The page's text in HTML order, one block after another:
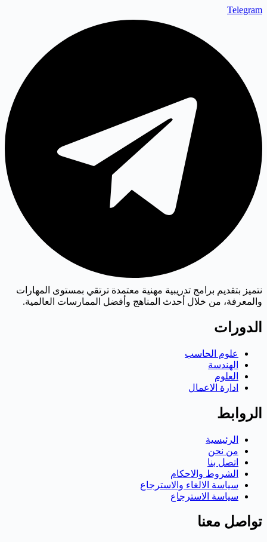
Telegram
نتميز بتقديم برامج تدريبية مهنية معتمدة ترتقي بمستوى المهارات
والمعرفة، من خلال أحدث المناهج وأفضل الممارسات العالمية.
الدورات
علوم الحاسب
الهندسة
العلوم
ادارة الاعمال
الروابط
الرئيسية
من نحن
اتصل بنا
الشروط والاحكام
سياسة الالغاء والاسترجاع
سياسة الاسترجاع
تواصل معنا